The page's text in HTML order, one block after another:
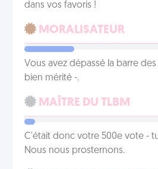
dans vos favoris !
MORALISATEUR
Vous avez dépassé la barre des
bien mérité -.
MAÎTRE DU TLBM
C'était donc votre 500e vote -
Nous nous prosternons.